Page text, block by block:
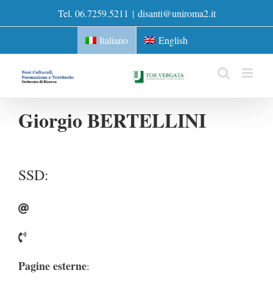
to
Tel. 06.7259.5211 | disanti@uniroma2.it
Italiano English
Giorgio BERTELLINI
SSD:
Pagine esterne: